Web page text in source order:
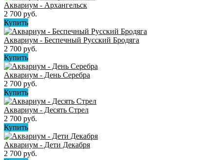
Аквариум - Архангельск
2 700 руб.
Купить
Аквариум - Беспечный Русский Бродяга
2 700 руб.
Купить
Аквариум - День Серебра
2 700 руб.
Купить
Аквариум - Десять Стрел
2 700 руб.
Купить
Аквариум - Дети Декабря
2 700 руб.